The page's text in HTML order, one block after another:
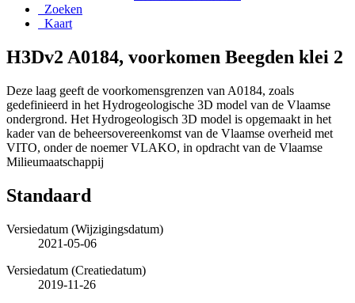
Zoeken
Kaart
H3Dv2 A0184, voorkomen Beegden klei 2
Deze laag geeft de voorkomensgrenzen van A0184, zoals
gedefinieerd in het Hydrogeologische 3D model van de Vlaamse
ondergrond. Het Hydrogeologisch 3D model is opgemaakt in het
kader van de beheersovereenkomst van de Vlaamse overheid met
VITO, onder de noemer VLAKO, in opdracht van de Vlaamse
Milieumaatschappij
Standaard
Versiedatum (Wijzigingsdatum)
2021-05-06
Versiedatum (Creatiedatum)
2019-11-26